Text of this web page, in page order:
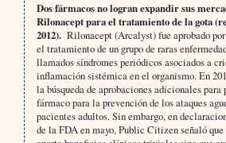
Dos fármacos no logran expandir sus
Rilonacept para el tratamiento de la gota
2012). Rilonacept (Arcalyst) fue aprobado
el tratamiento de un grupo de raras
llamados síndromes periódicos asociados a
inflamación sistémica en el organismo. En
la búsqueda de aprobaciones adicionales
fármaco para la prevención de los ataques
pacientes adultos. Sin embargo, en
de la FDA en mayo, Public Citizen señaló